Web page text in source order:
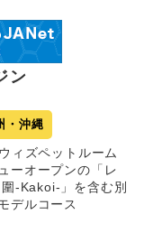
ン
・沖縄
ィズペットルーム
ーオープンの「レ
-Kakoi-」を含む別
デルコース